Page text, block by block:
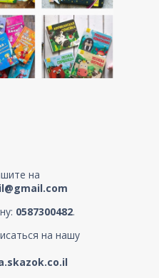
на
0587300482.
на нашу